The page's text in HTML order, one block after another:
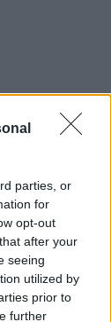
parties, or
for
opt-out
after your
seeing
utilized by
prior to
further
Ελλάδα –